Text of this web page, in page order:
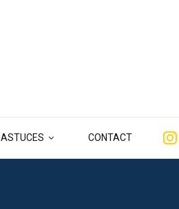
ASTUCES CONTACT